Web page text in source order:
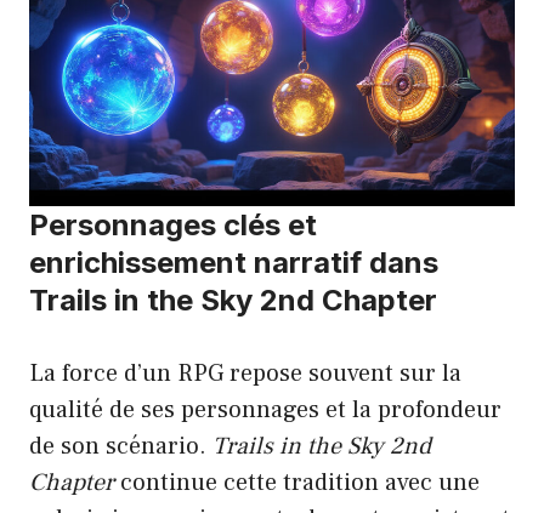
Personnages clés et
enrichissement narratif dans
Trails in the Sky 2nd Chapter
La force d’un RPG repose souvent sur la
qualité de ses personnages et la profondeur
de son scénario. Trails in the Sky 2nd
Chaptercontinue cette tradition avec une